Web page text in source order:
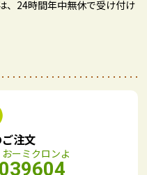
、24時間年中無休で受け付け
注文